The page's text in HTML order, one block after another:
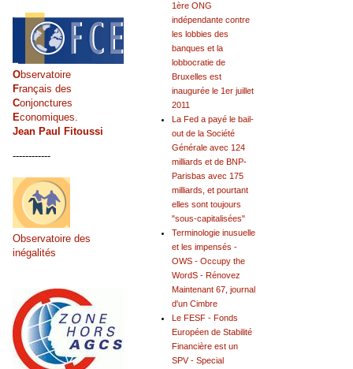
1ère ONG
indépendante contre
les lobbies des
banques et la
lobbocratie de
Bruxelles est
inaugurée le 1er juillet
2011
La Fed a payé le bail-
out de la Société
Générale avec 124
milliards et de BNP-
Parisbas avec 175
milliards, et pourtant
elles sont toujours
"sous-capitalisées"
Terminologie inusuelle
et les impensés -
OWS - Occupy the
WordS - Rénovez
Maintenant 67, journal
d'un Cimbre
Le FESF - Fonds
Européen de Stabilité
Financière est un
SPV - Special
Observatoire
Français des
Conjonctures
Economiques.
Jean Paul Fitoussi
------------
Observatoire des
inégalités